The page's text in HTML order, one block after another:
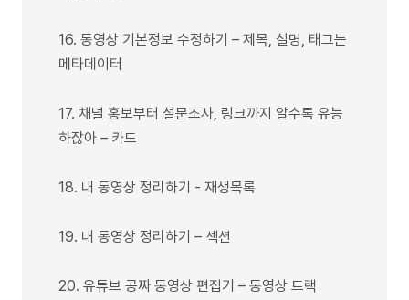
16. 동영상 기본정보 수정하기 – 제목, 설명, 태그는
메타데이터
17. 채널 홍보부터 설문조사, 링크까지 알수록 유능
하잖아 – 카드
18. 내 동영상 정리하기 - 재생목록
19. 내 동영상 정리하기 – 섹션
20. 유튜브 공짜 동영상 편집기 – 동영상 트랙